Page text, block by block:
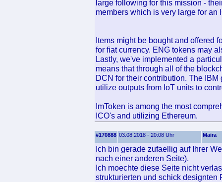
large following for this mission -
members which is very large for an
Items might be bought and offered
for fiat currency. ENG tokens may
Lastly, we've implemented a
means that through all of the
DCN for their contribution. The
utilize outputs from IoT units to
ImToken is among the most
ICO's and utilizing Ethereum.
#170888 03.08.2018 - 20:08 Uhr Maira
Ich bin gerade zufaellig auf Ihrer
nach einer anderen Seite).
Ich moechte diese Seite nicht
strukturierten und schick designten